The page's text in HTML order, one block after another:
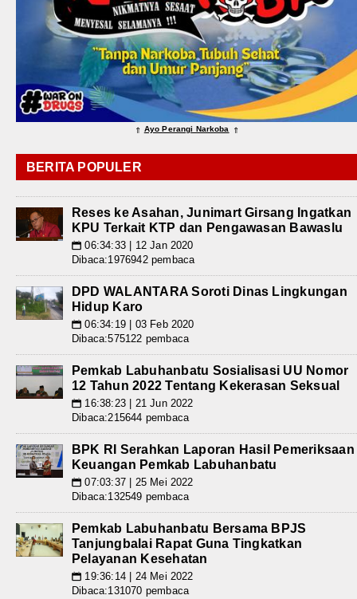
⇑ Ayo Perangi Narkoba ⇑
BERITA POPULER
Reses ke Asahan, Junimart Girsang Ingatkan
KPU Terkait KTP dan Pengawasan Bawaslu
📅 06:34:33 | 12 Jan 2020
Dibaca:1976942 pembaca
DPD WALANTARA Soroti Dinas Lingkungan
Hidup Karo
📅 06:34:19 | 03 Feb 2020
Dibaca:575122 pembaca
Pemkab Labuhanbatu Sosialisasi UU Nomor
12 Tahun 2022 Tentang Kekerasan Seksual
📅 16:38:23 | 21 Jun 2022
Dibaca:215644 pembaca
BPK RI Serahkan Laporan Hasil Pemeriksaan
Keuangan Pemkab Labuhanbatu
📅 07:03:37 | 25 Mei 2022
Dibaca:132549 pembaca
Pemkab Labuhanbatu Bersama BPJS
Tanjungbalai Rapat Guna Tingkatkan
Pelayanan Kesehatan
📅 19:36:14 | 24 Mei 2022
Dibaca:131070 pembaca